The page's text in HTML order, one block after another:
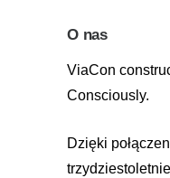
O nas
ViaCon
Consciously.
Dzięki